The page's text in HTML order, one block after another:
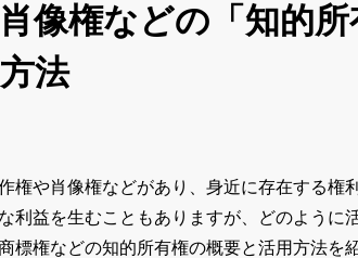
像権などの「知的
法
権や肖像権などがあり、身近に存在する権
利益を生むこともありますが、どのように
標権などの知的所有権の概要と活用方法を